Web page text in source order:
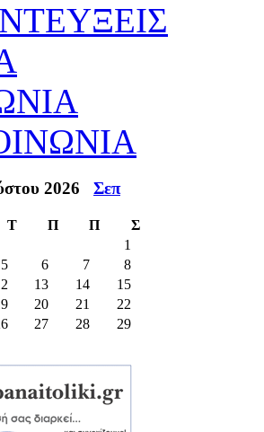
2026 Σεπ
Τ Π Π
Σ
1
5 6 7
8
13 14
15
20 21
22
27 28
29